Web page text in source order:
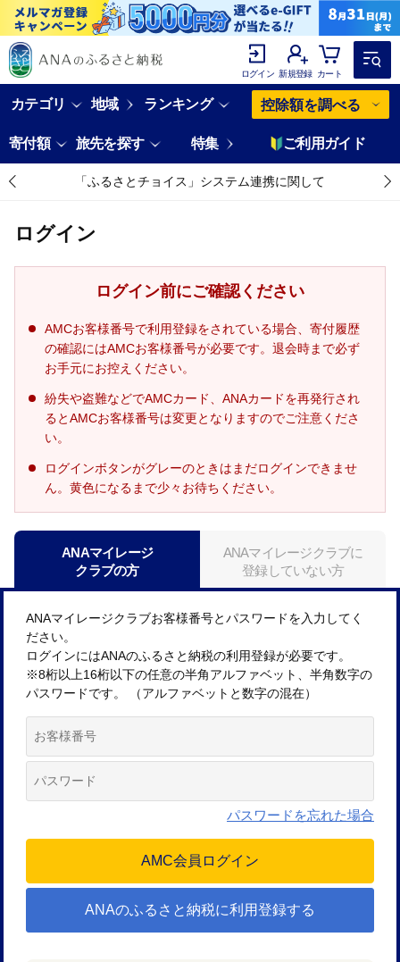
ログイン 新規登録 カート
カテゴリ 地域 ランキング 控除額を調べる
寄付額 旅先を探す 特集 ご利用ガイド
「ふるさとチョイス」システム連携に関して
ログイン
ログイン前にご確認ください
AMCお客様番号で利用登録をされている場合、寄付履歴
の確認にはAMCお客様番号が必要です。退会時まで必ず
お手元にお控えください。
紛失や盗難などでAMCカード、ANAカードを再発行され
るとAMCお客様番号は変更となりますのでご注意くださ
い。
ログインボタンがグレーのときはまだログインできませ
ん。黄色になるまで少々お待ちください。
ANAマイレージ
クラブの方
ANAマイレージクラブに
登録していない方
ANAマイレージクラブお客様番号とパスワードを入力してく
ださい。
ログインにはANAのふるさと納税の利用登録が必要です。
※8桁以上16桁以下の任意の半角アルファベット、半角数字の
パスワードです。 （アルファベットと数字の混在）
パスワードを忘れた場合
ANAのふるさと納税に利用登録する